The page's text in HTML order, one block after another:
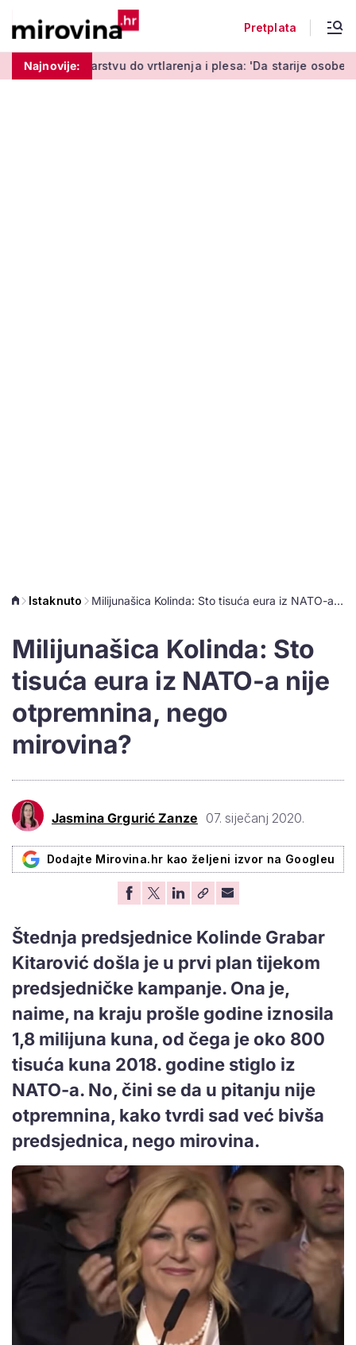
Pretplata
Najnovije:
do vrtlarenja i plesa: 'Da starije osobe ne ostavimo same'
Istaknuto Milijunašica Kolinda: Sto tisuća eura iz NATO-a nije otpremnina, nego mirovina?
Milijunašica Kolinda: Sto
tisuća eura iz NATO-a nije
otpremnina, nego
mirovina?
Jasmina Grgurić Zanze 07. siječanj 2020.
Dodajte Mirovina.hr kao željeni izvor na Googleu
Štednja predsjednice Kolinde Grabar
Kitarović došla je u prvi plan tijekom
predsjedničke kampanje. Ona je,
naime, na kraju prošle godine iznosila
1,8 milijuna kuna, od čega je oko 800
tisuća kuna 2018. godine stiglo iz
NATO-a. No, čini se da u pitanju nije
otpremnina, kako tvrdi sad već bivša
predsjednica, nego mirovina.